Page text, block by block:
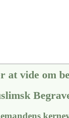
at vide om